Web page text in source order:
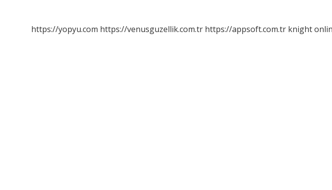
https://yopyu.com https://venusguzellik.com.tr https://appsoft.com.tr knight